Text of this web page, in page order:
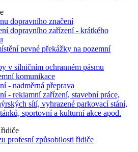
dopravního značení
dopravního zařízení - krátkého
pevné překážky na pozemní
v silničním ochranném pásmu
komunikace
- nadměrná přeprava
- reklamní zařízení, stavební práce,
sítí, vyhrazené parkovací stání,
sportovní a kulturní akce apod.
profesní způsobilosti řidiče